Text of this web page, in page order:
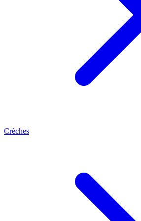
Crèches